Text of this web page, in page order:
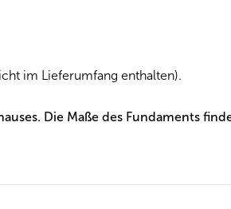
im Lieferumfang enthalten).
Die Maße des Fundaments